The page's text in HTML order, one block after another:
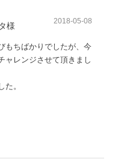
様 2018-05-08
もちばかりでしたが、今
ャレンジさせて頂きまし
。